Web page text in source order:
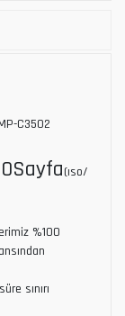
C3502
(ıso/